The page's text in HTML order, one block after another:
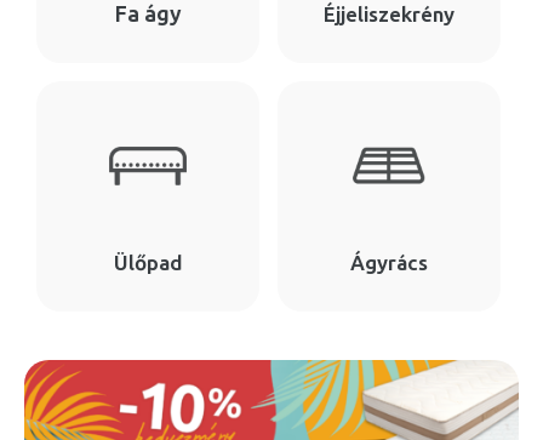
Fa ágy Éjjeliszekrény
Ülőpad Ágyrács